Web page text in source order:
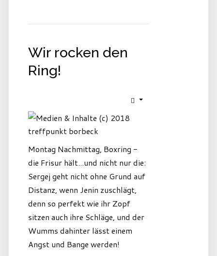
Wir rocken den
Ring!
Montag Nachmittag, Boxring -
die Frisur hält...und nicht nur die:
Sergej geht nicht ohne Grund auf
Distanz, wenn Jenin zuschlägt,
denn so perfekt wie ihr Zopf
sitzen auch ihre Schläge, und der
Wumms dahinter lässt einem
Angst und Bange werden!